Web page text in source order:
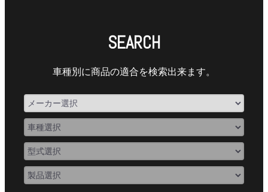
SEARCH
車種別に商品の適合を検索出来ます。